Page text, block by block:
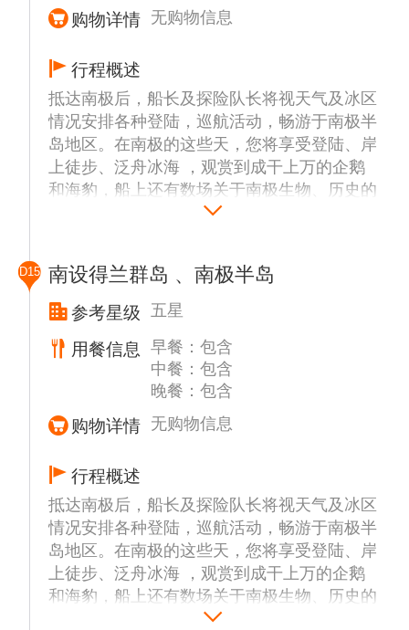
为了避免外来物种对南极环境的影响，游轮上
查所有衣物，包括口袋、接缝、尼龙搭扣和鞋
底，清除尘土和有机物。
购物详情 无购物信息
行程概述
抵达南极后，船长及探险队长将视天气及冰区
情况安排各种登陆，巡航活动，畅游于南极半
岛地区。在南极的这些天，您将享受登陆、岸
上徒步、泛舟冰海 ，观赏到成干上万的企鹅
和海豹，船上还有数场关于南极生物、历史的
讲座。 行程安排以安全第一，由船长和船方
择性的登陆或者巡航以下部分地点或者其他可
能地区预定前往地点：
艾秋岛 (Aitcho Island)
Aitcho岛位于格林威治岛和罗伯特岛的中间，
一般也是南极行的必经之地，在岛上可以看到
成群的帽带企鹅、以及嘴巴桔红色、眼眉上方
为白色的巴布亚企鹅 (Gentoo)，运气好的话
还能看到晒太阳的威德尔海豹。据鸟类学家长
期观察和估算，南极地区现有企鹅近1.2亿
只，占世界企鹅总数的87%，占南极海鸟总数
的90%。在南极半岛上，企鹅有18种之多，成
百上千，蔚为壮观，而且根本不怕人，有时还
围着你团团转。
D15 南设得兰群岛 、南极半岛
参考星级 五星
用餐信息
早餐：包含
中餐：包含
晚餐：包含
购物详情 无购物信息
行程概述
抵达南极后，船长及探险队长将视天气及冰区
情况安排各种登陆，巡航活动，畅游于南极半
岛地区。在南极的这些天，您将享受登陆、岸
上徒步、泛舟冰海 ，观赏到成干上万的企鹅
和海豹，船上还有数场关于南极生物、历史的
讲座。 行程安排以安全第一，由船长和船方